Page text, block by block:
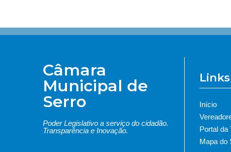
Câmara
Municipal de
Serro
Poder Legislativo a serviço do cidadão.
Transparência e Inovação.
Início
Portal da
Mapa do